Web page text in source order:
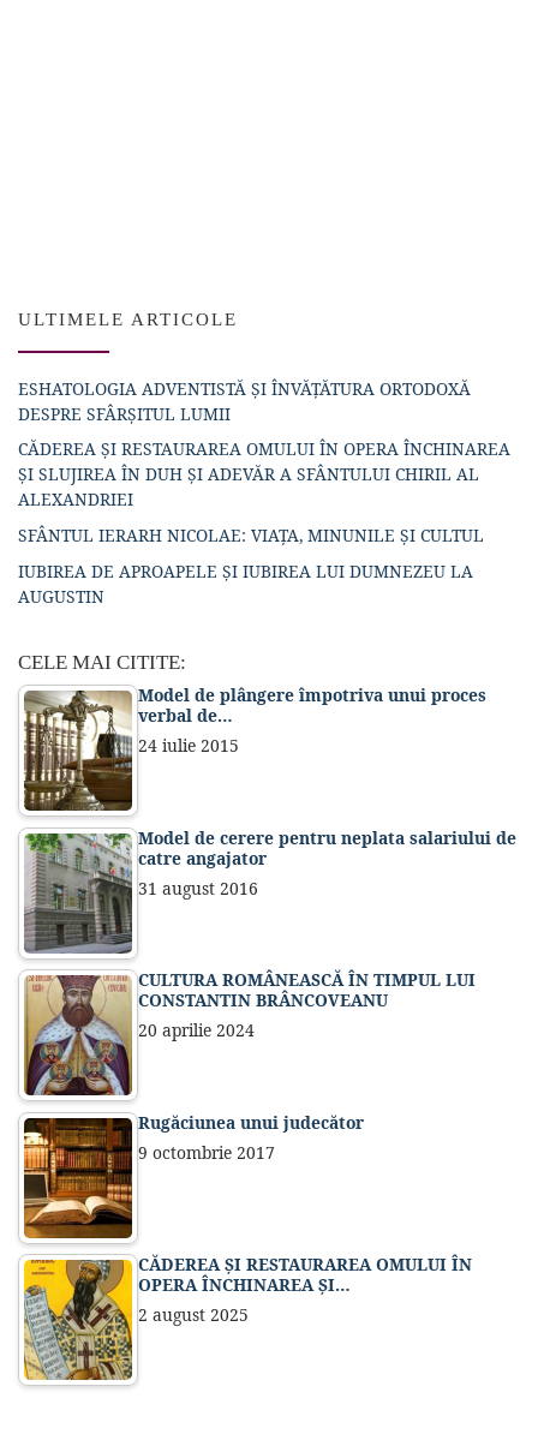
ULTIMELE ARTICOLE
ESHATOLOGIA ADVENTISTĂ ȘI ÎNVĂȚĂTURA ORTODOXĂ
DESPRE SFÂRȘITUL LUMII
CĂDEREA ȘI RESTAURAREA OMULUI ÎN OPERA ÎNCHINAREA
ȘI SLUJIREA ÎN DUH ȘI ADEVĂR A SFÂNTULUI CHIRIL AL
ALEXANDRIEI
SFÂNTUL IERARH NICOLAE: VIAȚA, MINUNILE ȘI CULTUL
IUBIREA DE APROAPELE ȘI IUBIREA LUI DUMNEZEU LA
AUGUSTIN
CELE MAI CITITE:
Model de plângere împotriva unui proces
verbal de…
24 iulie 2015
Model de cerere pentru neplata salariului de
catre angajator
31 august 2016
CULTURA ROMÂNEASCĂ ÎN TIMPUL LUI
CONSTANTIN BRÂNCOVEANU
20 aprilie 2024
Rugăciunea unui judecător
9 octombrie 2017
CĂDEREA ȘI RESTAURAREA OMULUI ÎN
OPERA ÎNCHINAREA ȘI…
2 august 2025